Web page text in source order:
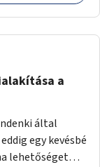
a
által
egy kevésbé
lehetőséget